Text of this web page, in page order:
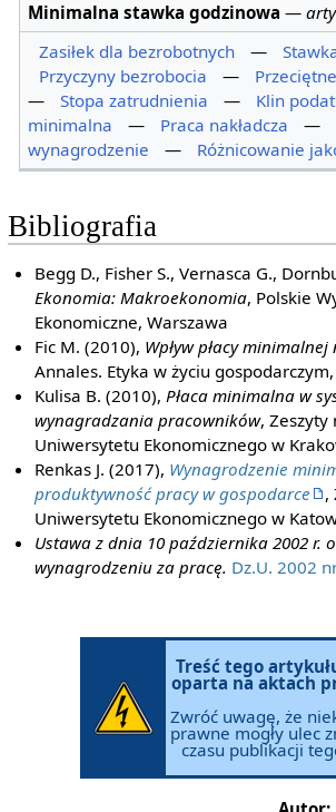
Minimalna stawka godzinowa —
Zasiłek dla bezrobotnych
—
Przyczyny bezrobocia
—
—
Stopa zatrudnienia — Klin
minimalna
— Praca nakładcza —
wynagrodzenie
— Różnicowanie
Bibliografia
Begg D., Fisher S., Vernasca G.,
Ekonomia: Makroekonomia, Polskie
Ekonomiczne, Warszawa
Fic M. (2010), Wpływ płacy
Annales. Etyka w życiu
Kulisa B. (2010),Płaca minimalna w
wynagradzania pracowników, Zeszyty
Uniwersytetu Ekonomicznego w
Renkas J. (2017), Wynagrodzenie
produktywność pracy w gospodarce
,
Uniwersytetu Ekonomicznego w
Ustawa z dnia 10 października 2002 r.
wynagrodzeniu za pracę. Dz.U. 2002
Treść tego
oparta na aktach
Zwróć uwagę, że
prawne mogły ulec
czasu publikacji